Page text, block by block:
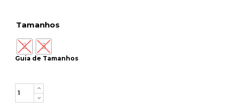
Guia de Tamanhos
Tamanhos
2 3
Quantity